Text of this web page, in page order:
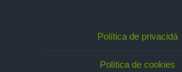
Política de privacidá
Política de cookies